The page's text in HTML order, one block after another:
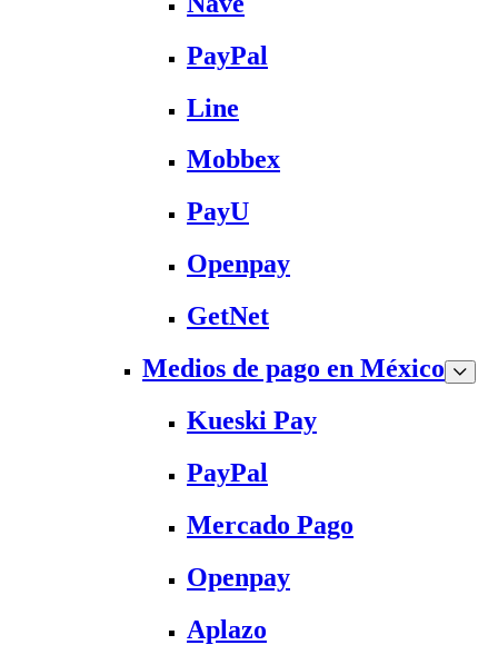
PayPal
Line
Mobbex
PayU
Openpay
GetNet
Medios de pago en México
Kueski Pay
PayPal
Mercado Pago
Openpay
Aplazo